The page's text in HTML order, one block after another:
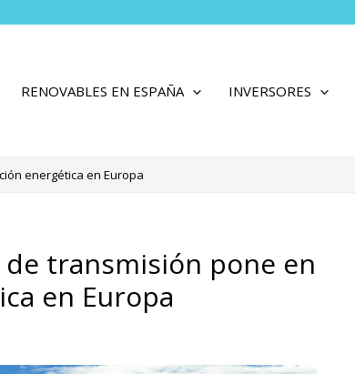
RENOVABLES EN ESPAÑA INVERSORES
energética en Europa
transmisión pone en
en Europa